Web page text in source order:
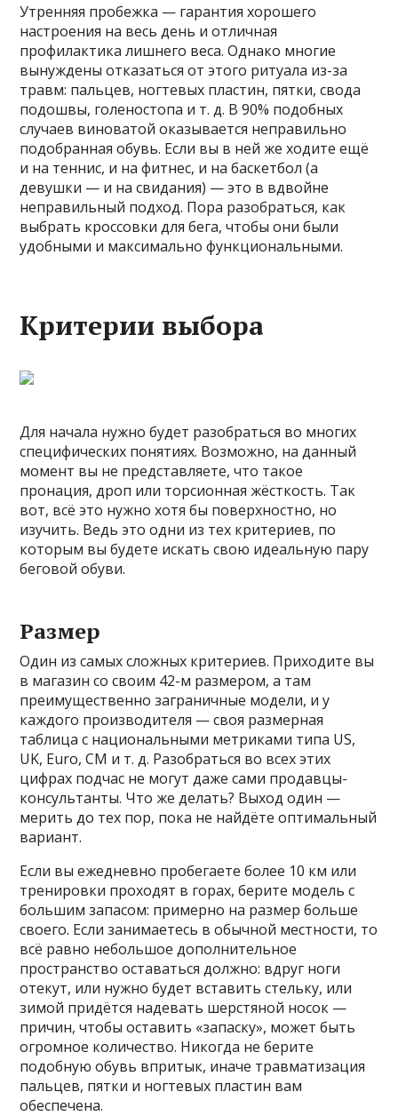
Утренняя пробежка — гарантия хорошего
настроения на весь день и отличная
профилактика лишнего веса. Однако многие
вынуждены отказаться от этого ритуала из-за
травм: пальцев, ногтевых пластин, пятки, свода
подошвы, голеностопа и т. д. В 90% подобных
случаев виноватой оказывается неправильно
подобранная обувь. Если вы в ней же ходите ещё
и на теннис, и на фитнес, и на баскетбол (а
девушки — и на свидания) — это в вдвойне
неправильный подход. Пора разобраться, как
выбрать кроссовки для бега, чтобы они были
удобными и максимально функциональными.
Критерии выбора
Для начала нужно будет разобраться во многих
специфических понятиях. Возможно, на данный
момент вы не представляете, что такое
пронация, дроп или торсионная жёсткость. Так
вот, всё это нужно хотя бы поверхностно, но
изучить. Ведь это одни из тех критериев, по
которым вы будете искать свою идеальную пару
беговой обуви.
Размер
Один из самых сложных критериев. Приходите вы
в магазин со своим 42-м размером, а там
преимущественно заграничные модели, и у
каждого производителя — своя размерная
таблица с национальными метриками типа US,
UK, Euro, CM и т. д. Разобраться во всех этих
цифрах подчас не могут даже сами продавцы-
консультанты. Что же делать? Выход один —
мерить до тех пор, пока не найдёте оптимальный
вариант.
Если вы ежедневно пробегаете более 10 км или
тренировки проходят в горах, берите модель с
большим запасом: примерно на размер больше
своего. Если занимаетесь в обычной местности, то
всё равно небольшое дополнительное
пространство оставаться должно: вдруг ноги
отекут, или нужно будет вставить стельку, или
зимой придётся надевать шерстяной носок —
причин, чтобы оставить «запаску», может быть
огромное количество. Никогда не берите
подобную обувь впритык, иначе травматизация
пальцев, пятки и ногтевых пластин вам
обеспечена.